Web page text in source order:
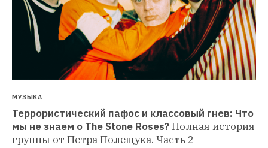
МУЗЫКА
Террористический пафос и классовый гнев: Что
мы не знаем о The Stone Roses?Полная история
группы от Петра Полещука. Часть 2